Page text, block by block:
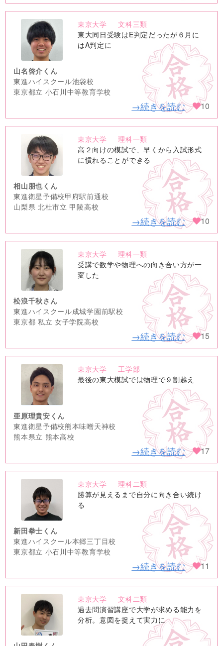
no
image
東京大学
文科三類
東大同日受験はE判定だったが６月に
はA判定に
山名啓介くん
東進ハイスクール池袋校
東京都立 小石川中等教育学校
→続きを読む 10
no
image
東京大学
理科一類
高２向けの模試で、早くから入試形式
に慣れることができる
相山朋也くん
東進衛星予備校甲府駅前通校
山梨県 北杜市立 甲陵高校
→続きを読む 10
no
image
東京大学
理科一類
受講で数学や物理への向き合い方が一
変した
松浪千秋さん
東進ハイスクール成城学園前駅校
東京都 私立 女子学院高校
→続きを読む 15
no
image
東京大学
工学部
最後の東大模試では物理で９割越え
亜原理貴安くん
東進衛星予備校熊本味噌天神校
熊本県立 熊本高校
→続きを読む 17
no
image
東京大学
理科二類
勝算が見えるまで自分に向き合い続け
る
新田拳士くん
東進ハイスクール本郷三丁目校
東京都立 小石川中等教育学校
→続きを読む 11
no
image
東京大学
文科二類
過去問演習講座で大学が求める能力を
分析。意図を捉えて実力に